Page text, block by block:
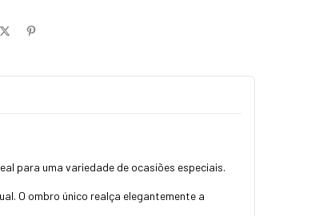
para uma variedade de ocasiões especiais.
O ombro único realça elegantemente a